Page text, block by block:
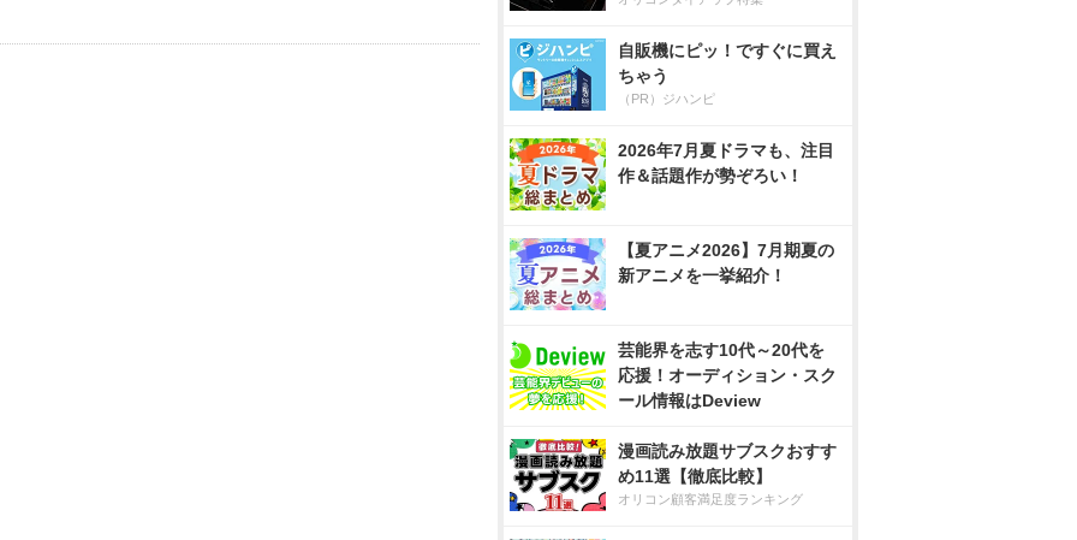
自販機にピッ！ですぐに買え
ちゃう
（PR）ジハンピ
2026年7月夏ドラマも、注目
作＆話題作が勢ぞろい！
【夏アニメ2026】7月期夏の
新アニメを一挙紹介！
芸能界を志す10代～20代を
応援！オーディション・スク
ール情報はDeview
漫画読み放題サブスクおすす
め11選【徹底比較】
オリコン顧客満足度ランキング